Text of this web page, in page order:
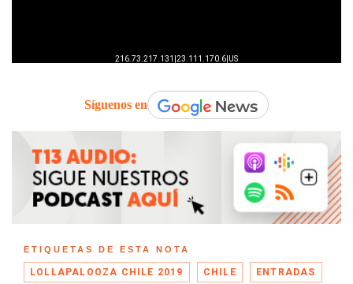
Síguenos en
ETIQUETAS DE ESTA NOTA
LOLLAPALOOZA CHILE 2019 CHILE ENTRADAS